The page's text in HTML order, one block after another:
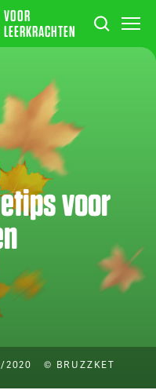
VOOR
LEERKRACHTEN
voor
2020 © BRUZZKET